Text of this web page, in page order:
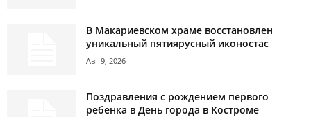
В Макариевском храме восстановлен
уникальный пятиярусный иконостас
Авг 9, 2026
Поздравления с рождением первого
ребенка в День города в Костроме